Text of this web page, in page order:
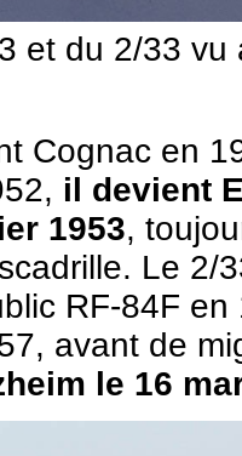
et du 2/33 vu
Cognac en
il devient
1953,
Le 2/
RF-84F
avant de
le 16